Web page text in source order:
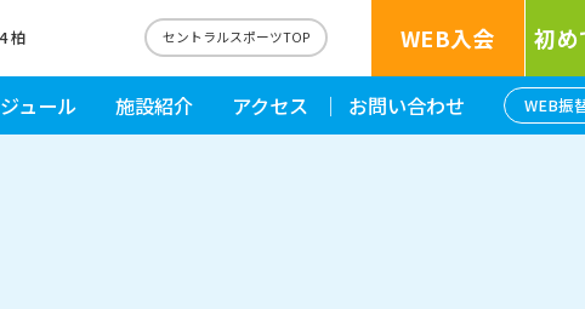
柏 セントラルスポーツTOP WEB入会 初め
ュール 施設紹介 アクセス お問い合わせ WEB振